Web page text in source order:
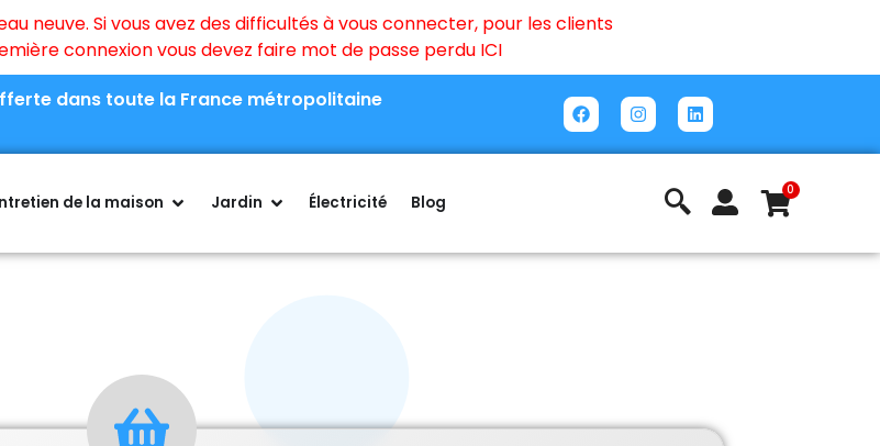
neuve. Si vous avez des difficultés à vous connecter, pour les clients
connexion vous devez faire mot de passe perdu ICI
dans toute la France métropolitaine
de la maison Jardin Électricité Blog
0